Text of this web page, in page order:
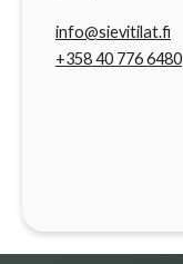
info@sievitilat.fi
+358 40 776 6480